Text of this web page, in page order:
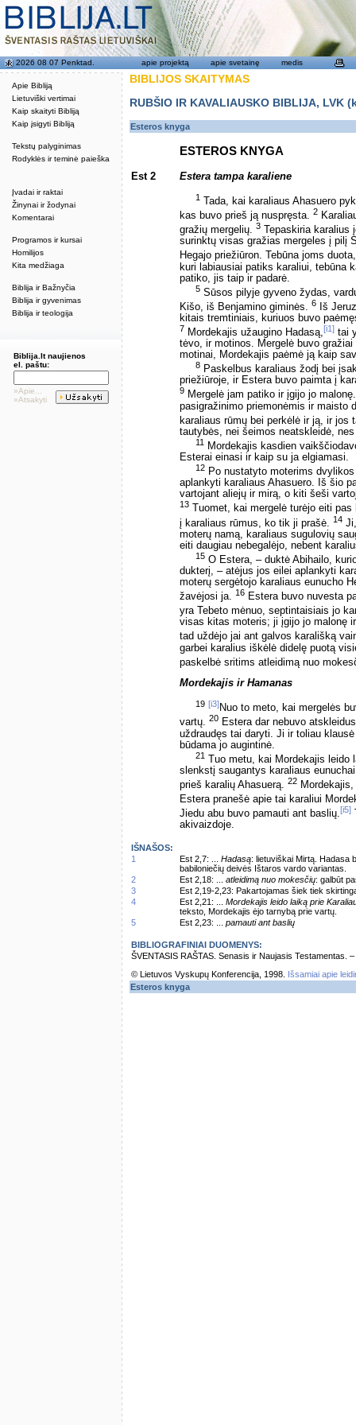
Apie Bibliją
Lietuviški vertimai
Kaip skaityti Bibliją
Kaip įsigyti Bibliją
Tekstų palyginimas
Rodyklės ir teminė paieška
Įvadai ir raktai
Žinynai ir žodynai
Komentarai
Programos ir kursai
Homilijos
Kita medžiaga
Biblija ir Bažnyčia
Biblija ir gyvenimas
Biblija ir teologija
2026 08 07 Penktad. apie projektą apie svetainę medis
Biblija.lt naujienos
el. paštu:
»Apie...
»Atsakyti
BIBLIJOS SKAITYMAS
RUBŠIO IR KAVALIAUSKO BIBLIJA,
Esteros knyga
ESTEROS KNYGA
Est 2 Estera tampa karaliene
1 Tada, kai karaliaus Ahasuero
kas buvo prieš ją nuspręsta. 2
gražių mergelių. 3 Tepaskiria
surinktų visas gražias mergeles į pilį
Hegajo priežiūron. Tebūna joms
kuri labiausiai patiks karaliui, tebūna
patiko, jis taip ir padarė.
5 Sūsos pilyje gyveno žydas,
Kišo, iš Benjamino giminės. 6 Iš
kitais tremtiniais, kuriuos buvo
7 Mordekajis užaugino Hadasą,[i1] tai
tėvo, ir motinos. Mergelė buvo
motinai, Mordekajis paėmė ją kaip
8 Paskelbus karaliaus žodį bei
priežiūroje, ir Estera buvo paimta į
9 Mergelė jam patiko ir įgijo jo
pasigražinimo priemonėmis ir maisto
karaliaus rūmų bei perkėlė ir ją, ir
tautybės, nei šeimos neatskleidė,
11
Mordekajis kasdien
Esterai einasi ir kaip su ja elgiamasi.
12 Po nustatyto moterims
aplankyti karaliaus Ahasuero. Iš šio
vartojant aliejų ir mirą, o kiti šeši
13 Tuomet, kai mergelė turėjo eiti
į karaliaus rūmus, ko tik ji prašė.
14
moterų namą, karaliaus sugulovių
eiti daugiau nebegalėjo, nebent
15 O Estera, – duktė Abihailo,
dukterį, – atėjus jos eilei aplankyti
moterų sergėtojo karaliaus eunucho
žavėjosi ja. 16 Estera buvo nuvesta
yra Tebeto mėnuo, septintaisiais jo
visas kitas moteris; ji įgijo jo malonę
tad uždėjo jai ant galvos karališką
garbei karalius iškėlė didelę puotą
paskelbė sritims atleidimą nuo
Mordekajis ir Hamanas
19 [i3]Nuo to meto, kai mergelės
vartų. 20 Estera dar nebuvo
uždraudęs tai daryti. Ji ir toliau
būdama jo augintinė.
21 Tuo metu, kai Mordekajis leido
slenkstį saugantys karaliaus
prieš karalių Ahasuerą. 22
Estera pranešė apie tai karaliui
Jiedu abu buvo pamauti ant baslių.[i5]
akivaizdoje.
IŠNAŠOS:
1
Est 2,7: ... Hadasą: lietuviškai Mirtą. Hadasa
babiloniečių deivės Ištaros vardo variantas.
2
Est 2,18: ... atleidimą nuo mokesčių: galbūt
3
Est 2,19-2,23: Pakartojamas šiek tiek
4
Est 2,21: ... Mordekajis leido laiką prie
teksto, Mordekajis ėjo tarnybą prie vartų.
5
Est 2,23: ... pamauti ant baslių
BIBLIOGRAFINIAI DUOMENYS:
ŠVENTASIS RAŠTAS. Senasis ir Naujasis Testamentas.
© Lietuvos Vyskupų Konferencija, 1998.
Išsamiai apie
Esteros knyga